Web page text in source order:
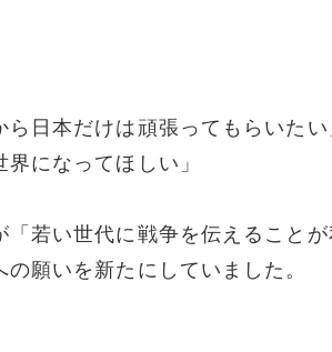
日本だけは頑張ってもらいたい
になってほしい」
若い世代に戦争を伝えること
願いを新たにしていました。